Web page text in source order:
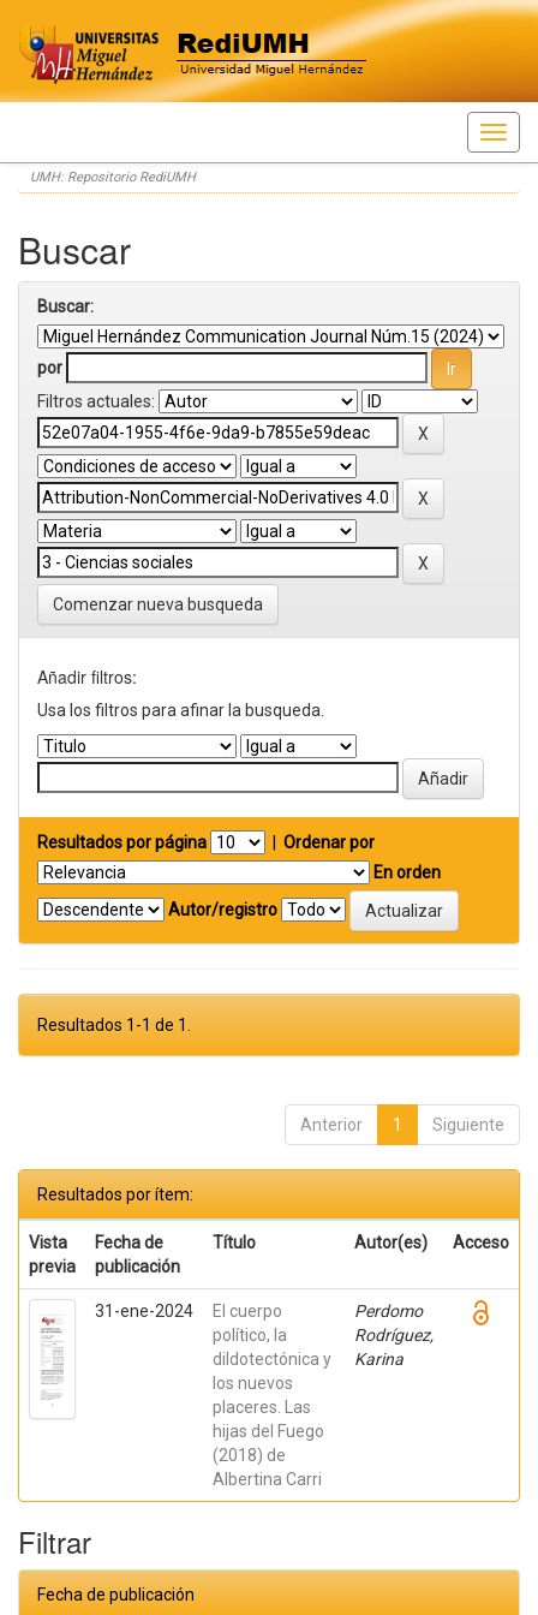
Skip
navigation
UMH: Repositorio RediUMH
Buscar
Buscar:
por
Filtros actuales:
Comenzar nueva busqueda
Añadir filtros:
Usa los filtros para afinar la busqueda.
Resultados por página
Ordenar por
En orden
Autor/registro
Resultados 1-1 de 1.
Anterior 1 Siguiente
Resultados por ítem:
Vista
previa
Fecha de
publicación
Título Autor(es) Acceso
31-ene-2024
El cuerpo
político, la
dildotectónica y
los nuevos
placeres. Las
hijas del Fuego
(2018) de
Albertina Carri
Perdomo
Rodríguez,
Karina
Filtrar
Fecha de publicación